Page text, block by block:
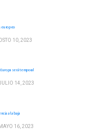
europeo
10, 2023
será temporal
14, 2023
a la baja
MAYO 16, 2023